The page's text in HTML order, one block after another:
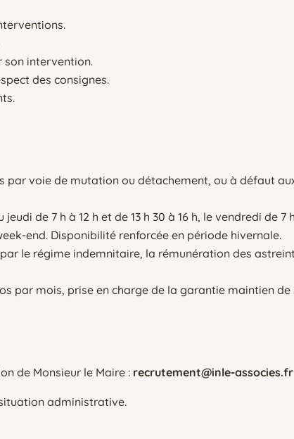
son intervention.
des consignes.
voie de mutation ou détachement, ou à défaut
de 7 h à 12 h et de 13 h 30 à 16 h, le vendredi de 7
end. Disponibilité renforcée en période hivernale.
le régime indemnitaire, la rémunération des
par mois, prise en charge de la garantie maintien de
de Monsieur le Maire : recrutement@inle-associes.fr
administrative.